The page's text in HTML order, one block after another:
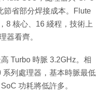
節省部分焊接成本。Flute
8 核心、16 綫程，技術上
器看齊。
Turbo 時脈 3.2GHz。相
列處理器，基本時脈最低
功耗將低許多。